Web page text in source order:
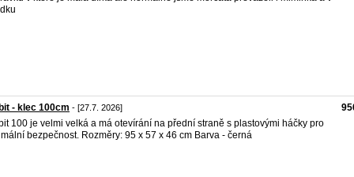
- klec 100cm - [27.7. 2026]
100 je velmi velká a má otevírání na přední straně s plastovými háčky pro
bezpečnost. Rozměry: 95 x 57 x 46 cm Barva - černá